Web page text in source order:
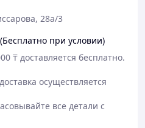
28а/3
при условии)
₸ доставляется бесплатно.
осуществляется
все детали с